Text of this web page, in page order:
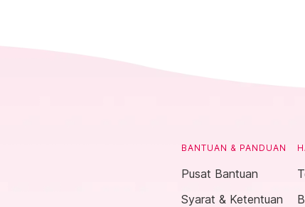
BANTUAN & PANDUAN
Pusat Bantuan
Syarat & Ketentuan